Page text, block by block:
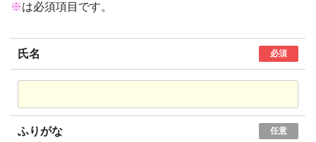
※は必須項目です。
氏名 必須
ふりがな 任意